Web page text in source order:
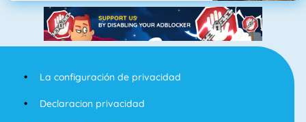
La configuración de privacidad
Declaracion privacidad